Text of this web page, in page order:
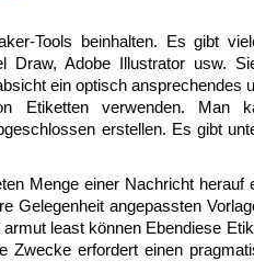
Tools beinhalten. Es gibt
Draw, Adobe Illustrator usw.
ein optisch ansprechendes
Etiketten verwenden. Man
erstellen. Es gibt
Menge einer Nachricht herauf
Gelegenheit angepassten
least können Ebendiese
Zwecke erfordert einen